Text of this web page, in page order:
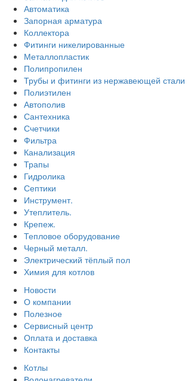
Автоматика
Запорная арматура
Коллектора
Фитинги никелированные
Металлопластик
Полипропилен
Трубы и фитинги из нержавеющей стали
Полиэтилен
Автополив
Сантехника
Счетчики
Фильтра
Канализация
Трапы
Гидролика
Септики
Инструмент.
Утеплитель.
Крепеж.
Тепловое оборудование
Черный металл.
Электрический тёплый пол
Химия для котлов
Новости
О компании
Полезное
Сервисный центр
Оплата и доставка
Контакты
Котлы